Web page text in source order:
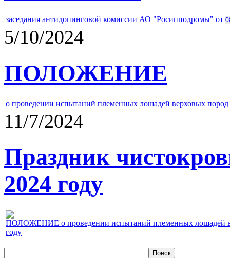
заседания антидопинговой комиссии АО "Росипподромы" от
5/10/2024
ПОЛОЖЕНИЕ
о проведении испытаний племенных лошадей верховых
11/7/2024
Праздник
2024 году
ПОЛОЖЕНИЕ о проведении испытаний племенных лошадей
году